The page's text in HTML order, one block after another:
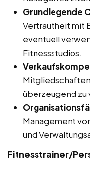
Grundlegende
Vertrautheit mit
eventuell
Fitnessstudios.
überzeugend zu
Management
und
Fitnesstrainer/